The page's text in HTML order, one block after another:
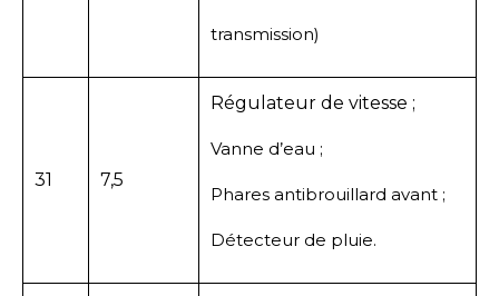
transmission)
31 7,5
Régulateur de vitesse ;
Vanne d’eau ;
Phares antibrouillard avant ;
Détecteur de pluie.